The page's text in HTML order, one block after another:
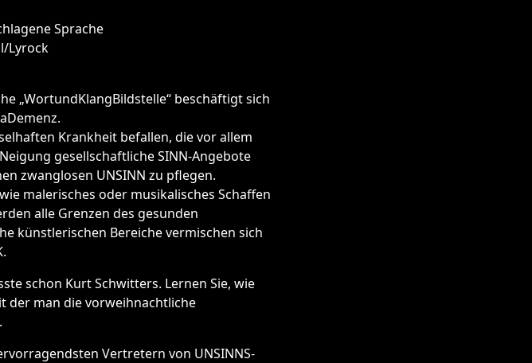
Sprache
Lyrock
„WortundKlangBildstelle“ beschäftigt sich
Krankheit befallen, die vor allem
gesellschaftliche SINN-Angebote
zwanglosen UNSINN zu pflegen.
malerisches oder musikalisches Schaffen
alle Grenzen des gesunden
künstlerischen Bereiche vermischen sich
schon Kurt Schwitters. Lernen Sie, wie
der man die vorweihnachtliche
Vertretern von UNSINNS-